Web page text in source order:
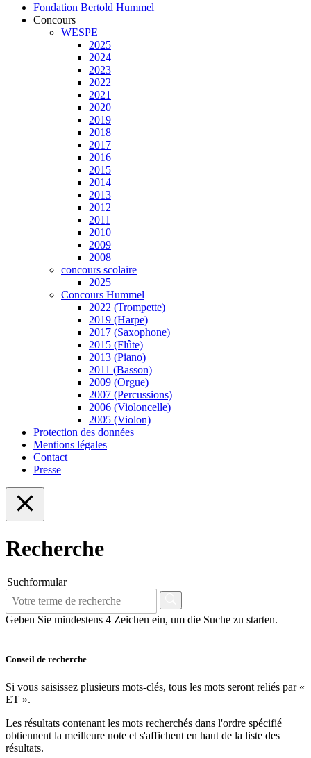
Fondation Bertold Hummel
Concours
WESPE
2025
2024
2023
2022
2021
2020
2019
2018
2017
2016
2015
2014
2013
2012
2011
2010
2009
2008
concours scolaire
2025
Concours Hummel
2022 (Trompette)
2019 (Harpe)
2017 (Saxophone)
2015 (Flûte)
2013 (Piano)
2011 (Basson)
2009 (Orgue)
2007 (Percussions)
2006 (Violoncelle)
2005 (Violon)
Protection des données
Mentions légales
Contact
Presse
Recherche
Suchformular
Geben Sie mindestens 4 Zeichen ein, um die Suche zu starten.
Conseil de recherche
Si vous saisissez plusieurs mots-clés, tous les mots seront reliés par «
ET ».
Les résultats contenant les mots recherchés dans l'ordre spécifié
obtiennent la meilleure note et s'affichent en haut de la liste des
résultats.